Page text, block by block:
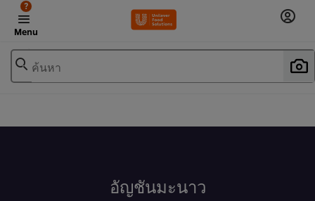
Menu
?
ค้นหา
อัญชันมะนาว